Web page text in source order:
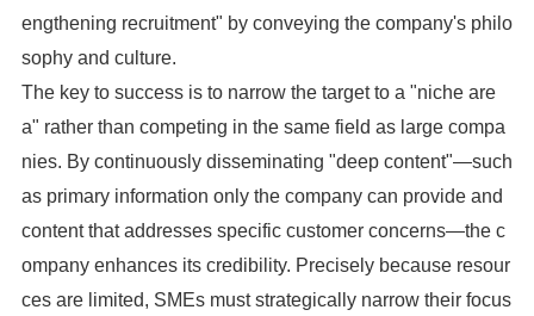
engthening recruitment" by conveying the company's philo
sophy and culture.
The key to success is to narrow the target to a "niche are
a" rather than competing in the same field as large compa
nies. By continuously disseminating "deep content"—such
as primary information only the company can provide and
content that addresses specific customer concerns—the c
ompany enhances its credibility. Precisely because resour
ces are limited, SMEs must strategically narrow their focus